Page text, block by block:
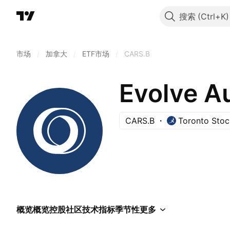
搜索
市场 加拿大 ETF市场 CARS.B
Evolve
CARS.B Toronto
概览概览控股社区技术指标季节性更多